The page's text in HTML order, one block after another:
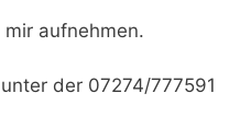
aufnehmen.
der 07274/777591